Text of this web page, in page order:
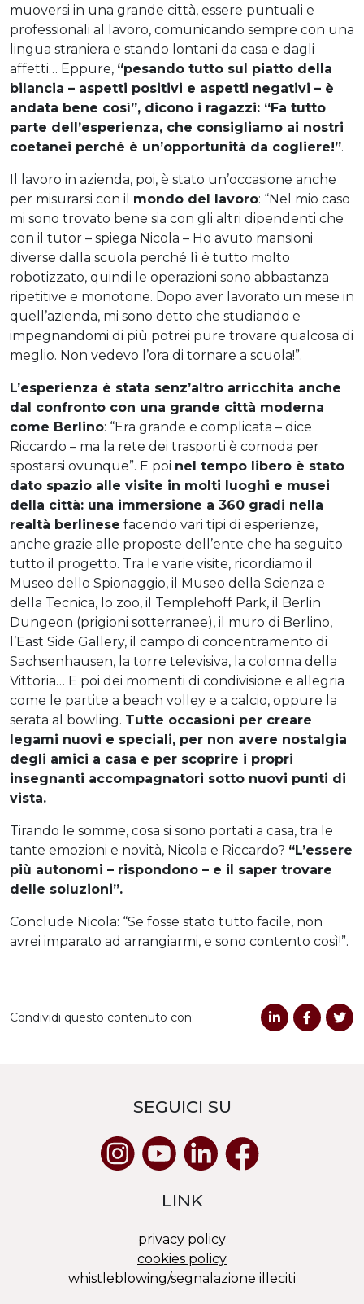
muoversi in una grande città, essere puntuali e
professionali al lavoro, comunicando sempre con una
lingua straniera e stando lontani da casa e dagli
affetti… Eppure, “pesando tutto sul piatto della
bilancia – aspetti positivi e aspetti negativi – è
andata bene così”, dicono i ragazzi: “Fa tutto
parte dell’esperienza, che consigliamo ai nostri
coetanei perché è un’opportunità da cogliere!”.
Il lavoro in azienda, poi, è stato un’occasione anche
per misurarsi con il mondo del lavoro: “Nel mio caso
mi sono trovato bene sia con gli altri dipendenti che
con il tutor – spiega Nicola – Ho avuto mansioni
diverse dalla scuola perché lì è tutto molto
robotizzato, quindi le operazioni sono abbastanza
ripetitive e monotone. Dopo aver lavorato un mese in
quell’azienda, mi sono detto che studiando e
impegnandomi di più potrei pure trovare qualcosa di
meglio. Non vedevo l’ora di tornare a scuola!”.
L’esperienza è stata senz’altro arricchita anche
dal confronto con una grande città moderna
come Berlino: “Era grande e complicata – dice
Riccardo – ma la rete dei trasporti è comoda per
spostarsi ovunque”. E poi nel tempo libero è stato
dato spazio alle visite in molti luoghi e musei
della città: una immersione a 360 gradi nella
realtà berlinese facendo vari tipi di esperienze,
anche grazie alle proposte dell’ente che ha seguito
tutto il progetto. Tra le varie visite, ricordiamo il
Museo dello Spionaggio, il Museo della Scienza e
della Tecnica, lo zoo, il Templehoff Park, il Berlin
Dungeon (prigioni sotterranee), il muro di Berlino,
l’East Side Gallery, il campo di concentramento di
Sachsenhausen, la torre televisiva, la colonna della
Vittoria… E poi dei momenti di condivisione e allegria
come le partite a beach volley e a calcio, oppure la
serata al bowling. Tutte occasioni per creare
legami nuovi e speciali, per non avere nostalgia
degli amici a casa e per scoprire i propri
insegnanti accompagnatori sotto nuovi punti di
vista.
Tirando le somme, cosa si sono portati a casa, tra le
tante emozioni e novità, Nicola e Riccardo? “L’essere
più autonomi – rispondono – e il saper trovare
delle soluzioni”.
Conclude Nicola: “Se fosse stato tutto facile, non
avrei imparato ad arrangiarmi, e sono contento così!”.
Condividi questo contenuto con:
SEGUICI SU
LINK
privacy policy
cookies policy
whistleblowing/segnalazione illeciti